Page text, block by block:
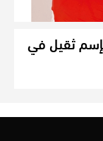
ثقيل في